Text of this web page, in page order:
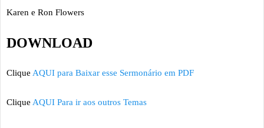
Karen e Ron Flowers
DOWNLOAD
Clique AQUI para Baixar esse Sermonário em PDF
Clique AQUI Para ir aos outros Temas